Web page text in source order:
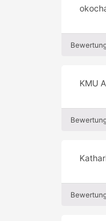
KMU